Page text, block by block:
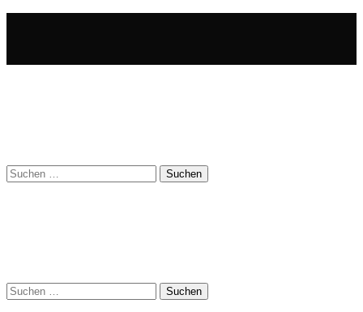
Suchen
nach:
Suchen
nach: